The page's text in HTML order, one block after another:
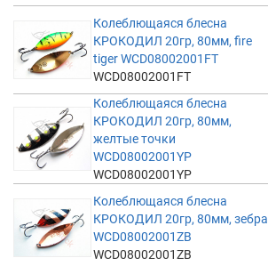
Колеблющаяся блесна
КРОКОДИЛ 20гр, 80мм, fire
tiger WCD08002001FT
WCD08002001FT
Колеблющаяся блесна
КРОКОДИЛ 20гр, 80мм,
желтые точки
WCD08002001YP
WCD08002001YP
Колеблющаяся блесна
КРОКОДИЛ 20гр, 80мм, зебра
WCD08002001ZB
WCD08002001ZB